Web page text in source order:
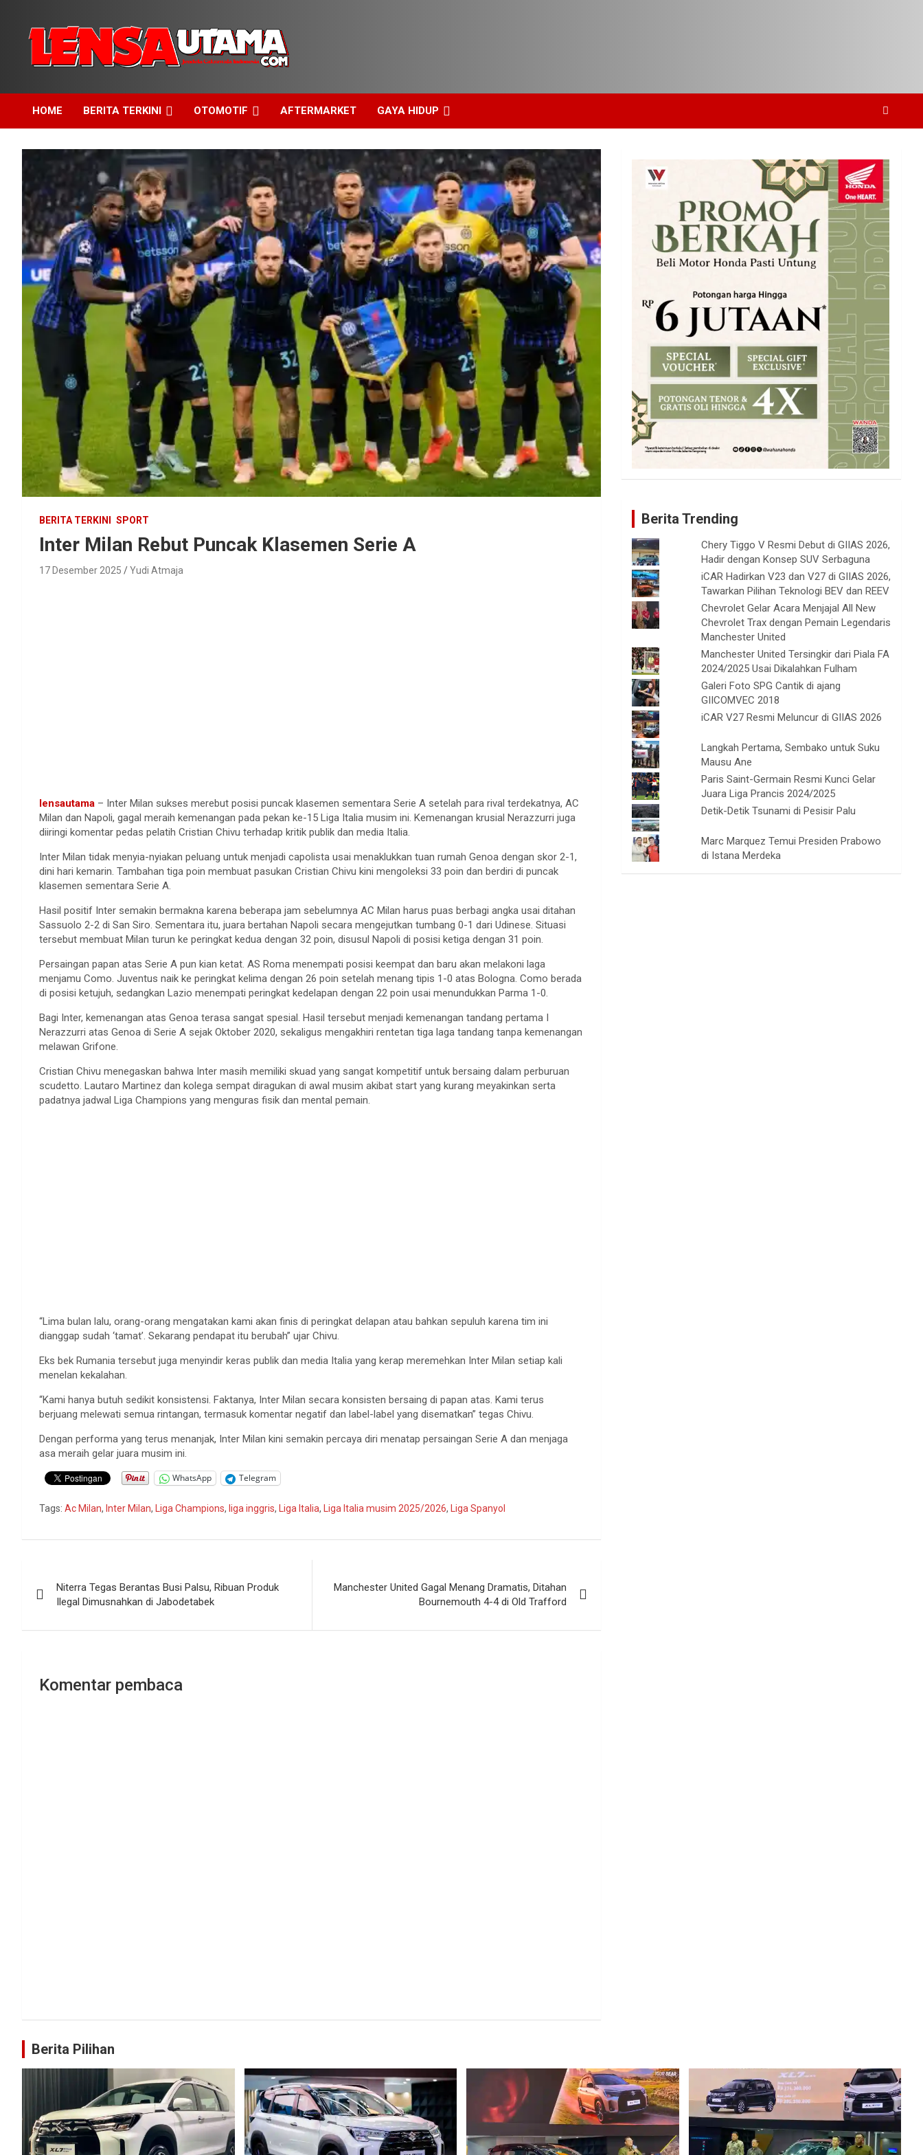
content
LensaUtama
HOME BERITA TERKINI OTOMOTIF AFTERMARKET GAYA HIDUP
BERITA TERKINI SPORT
Inter Milan Rebut Puncak Klasemen Serie A
17 Desember 2025 Yudi Atmaja
lensautama – Inter Milan sukses merebut posisi puncak klasemen sementara Serie A setelah para rival terdekatnya, AC
Milan dan Napoli, gagal meraih kemenangan pada pekan ke-15 Liga Italia musim ini. Kemenangan krusial Nerazzurri juga
diiringi komentar pedas pelatih Cristian Chivu terhadap kritik publik dan media Italia.
Inter Milan tidak menyia-nyiakan peluang untuk menjadi capolista usai menaklukkan tuan rumah Genoa dengan skor 2-1,
dini hari kemarin. Tambahan tiga poin membuat pasukan Cristian Chivu kini mengoleksi 33 poin dan berdiri di puncak
klasemen sementara Serie A.
Hasil positif Inter semakin bermakna karena beberapa jam sebelumnya AC Milan harus puas berbagi angka usai ditahan
Sassuolo 2-2 di San Siro. Sementara itu, juara bertahan Napoli secara mengejutkan tumbang 0-1 dari Udinese. Situasi
tersebut membuat Milan turun ke peringkat kedua dengan 32 poin, disusul Napoli di posisi ketiga dengan 31 poin.
Persaingan papan atas Serie A pun kian ketat. AS Roma menempati posisi keempat dan baru akan melakoni laga
menjamu Como. Juventus naik ke peringkat kelima dengan 26 poin setelah menang tipis 1-0 atas Bologna. Como berada
di posisi ketujuh, sedangkan Lazio menempati peringkat kedelapan dengan 22 poin usai menundukkan Parma 1-0.
Bagi Inter, kemenangan atas Genoa terasa sangat spesial. Hasil tersebut menjadi kemenangan tandang pertama I
Nerazzurri atas Genoa di Serie A sejak Oktober 2020, sekaligus mengakhiri rentetan tiga laga tandang tanpa kemenangan
melawan Grifone.
Cristian Chivu menegaskan bahwa Inter masih memiliki skuad yang sangat kompetitif untuk bersaing dalam perburuan
scudetto. Lautaro Martinez dan kolega sempat diragukan di awal musim akibat start yang kurang meyakinkan serta
padatnya jadwal Liga Champions yang menguras fisik dan mental pemain.
“Lima bulan lalu, orang-orang mengatakan kami akan finis di peringkat delapan atau bahkan sepuluh karena tim ini
dianggap sudah ‘tamat’. Sekarang pendapat itu berubah” ujar Chivu.
Eks bek Rumania tersebut juga menyindir keras publik dan media Italia yang kerap meremehkan Inter Milan setiap kali
menelan kekalahan.
“Kami hanya butuh sedikit konsistensi. Faktanya, Inter Milan secara konsisten bersaing di papan atas. Kami terus
berjuang melewati semua rintangan, termasuk komentar negatif dan label-label yang disematkan” tegas Chivu.
Dengan performa yang terus menanjak, Inter Milan kini semakin percaya diri menatap persaingan Serie A dan menjaga
asa meraih gelar juara musim ini.
WhatsApp Telegram
Tags: Ac Milan, Inter Milan, Liga Champions, liga inggris, Liga Italia, Liga Italia musim 2025/2026, Liga Spanyol
pos
Niterra Tegas Berantas Busi Palsu, Ribuan Produk
Ilegal Dimusnahkan di Jabodetabek
Manchester United Gagal Menang Dramatis, Ditahan
Bournemouth 4-4 di Old Trafford
Komentar pembaca
Berita Trending
Chery Tiggo V Resmi Debut di GIIAS 2026,
Hadir dengan Konsep SUV Serbaguna
iCAR Hadirkan V23 dan V27 di GIIAS 2026,
Tawarkan Pilihan Teknologi BEV dan REEV
Chevrolet Gelar Acara Menjajal All New
Chevrolet Trax dengan Pemain Legendaris
Manchester United
Manchester United Tersingkir dari Piala FA
2024/2025 Usai Dikalahkan Fulham
Galeri Foto SPG Cantik di ajang
GIICOMVEC 2018
iCAR V27 Resmi Meluncur di GIIAS 2026
Langkah Pertama, Sembako untuk Suku
Mausu Ane
Paris Saint-Germain Resmi Kunci Gelar
Juara Liga Prancis 2024/2025
Detik-Detik Tsunami di Pesisir Palu
Marc Marquez Temui Presiden Prabowo
di Istana Merdeka
Berita Pilihan